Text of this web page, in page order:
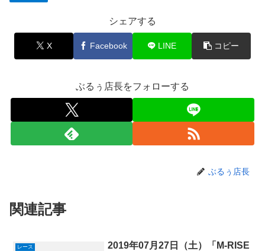
シェアする
X Facebook LINE コピー
ぶるぅ店長をフォローする
ぶるぅ店長
関連記事
レース
2019年07月27日（土）「M-RISE